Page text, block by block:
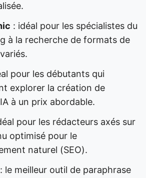
: idéal pour les spécialistes du
à la recherche de formats de
pour les débutants qui
explorer la création de
à un prix abordable.
pour les rédacteurs axés sur
optimisé pour le
naturel (SEO).
: le meilleur outil de paraphrase